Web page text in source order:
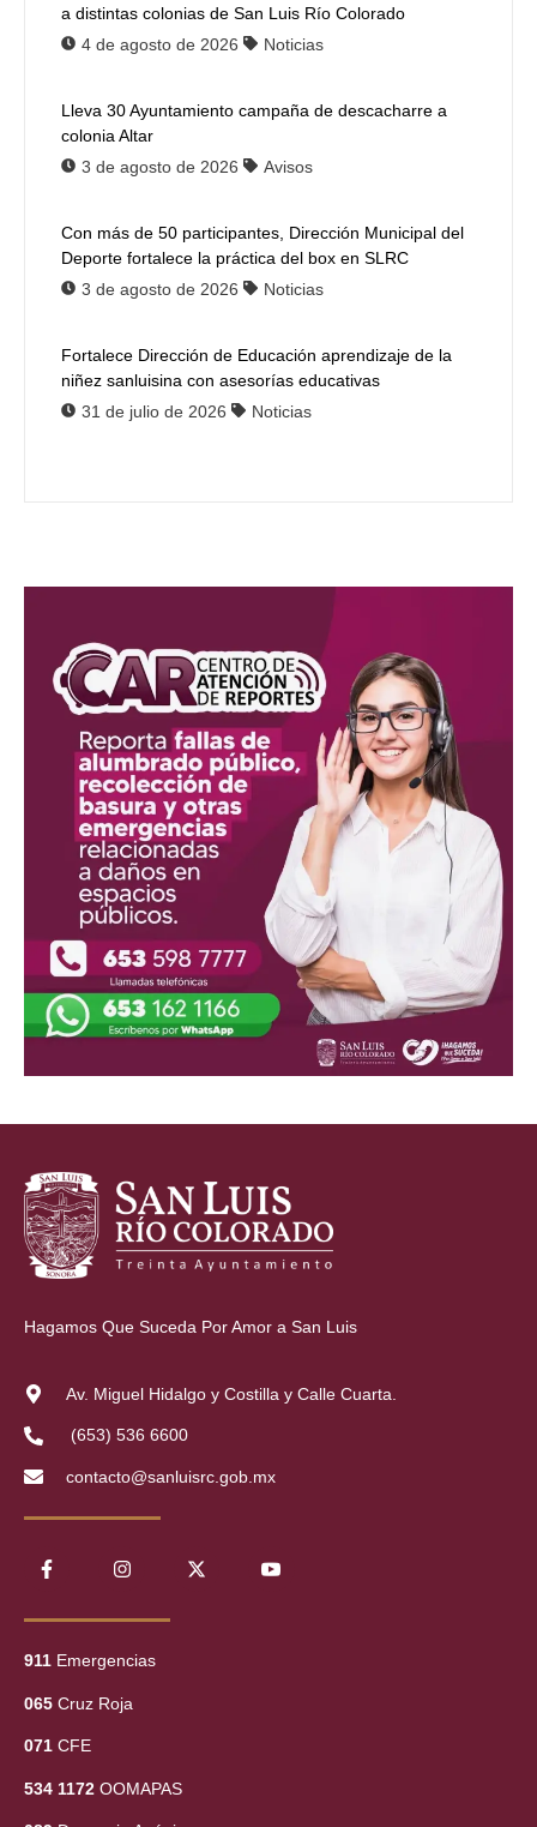
a distintas colonias de San Luis Río Colorado
4 de agosto de 2026
Noticias
Lleva 30 Ayuntamiento campaña de descacharre a
colonia Altar
3 de agosto de 2026
Avisos
Con más de 50 participantes, Dirección Municipal del
Deporte fortalece la práctica del box en SLRC
3 de agosto de 2026
Noticias
Fortalece Dirección de Educación aprendizaje de la
niñez sanluisina con asesorías educativas
31 de julio de 2026
Noticias
Hagamos Que Suceda Por Amor a San Luis
Av. Miguel Hidalgo y Costilla y Calle Cuarta.
(653) 536 6600
contacto@sanluisrc.gob.mx
911 Emergencias
065 Cruz Roja
071 CFE
534 1172 OOMAPAS